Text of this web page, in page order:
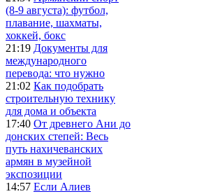
(8-9 августа): футбол,
плавание, шахматы,
хоккей, бокс
21:19 Документы для
международного
перевода: что нужно
21:02 Как подобрать
строительную технику
для дома и объекта
17:40 От древнего Ани до
донских степей: Весь
путь нахичеванских
армян в музейной
экспозиции
14:57 Если Алиев